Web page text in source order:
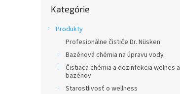
kategórie
Kategórie
Produkty
Profesionálne čističe Dr. Nüsken
Bazénová chémia na úpravu vody
Čistiaca chémia a dezinfekcia welnes a
bazénov
Starostlivosť o wellness